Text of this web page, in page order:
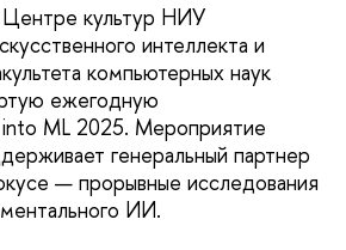
культур НИУ
интеллекта и
компьютерных наук
ежегодную
ML 2025. Мероприятие
генеральный партнер
— прорывные исследования
ИИ.